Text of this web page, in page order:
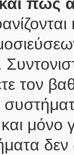
τον
δεν